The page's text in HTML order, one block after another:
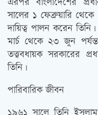
সালের ১ ফেব্রুয়ারি থেকে
দায়িত্ব পালন করেন
মার্চ থেকে ২৩ জুন পর্যন্ত
তত্ত্ববধায়ক সরকারের
তিনি।
পারিবারিক জীবন